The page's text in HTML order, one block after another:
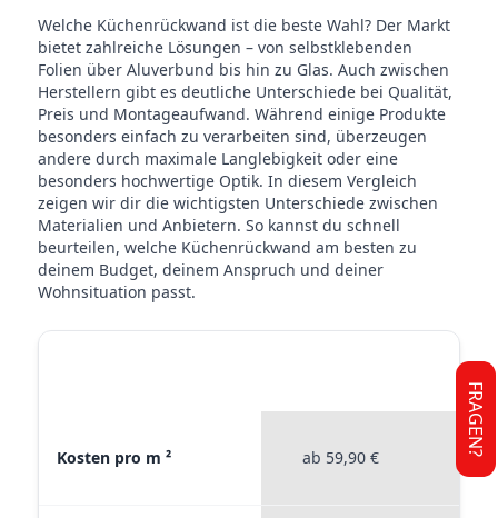
Welche Küchenrückwand ist die beste Wahl? Der Markt
bietet zahlreiche Lösungen – von selbstklebenden
Folien über Aluverbund bis hin zu Glas. Auch zwischen
Herstellern gibt es deutliche Unterschiede bei Qualität,
Preis und Montageaufwand. Während einige Produkte
besonders einfach zu verarbeiten sind, überzeugen
andere durch maximale Langlebigkeit oder eine
besonders hochwertige Optik. In diesem Vergleich
zeigen wir dir die wichtigsten Unterschiede zwischen
Materialien und Anbietern. So kannst du schnell
beurteilen, welche Küchenrückwand am besten zu
deinem Budget, deinem Anspruch und deiner
Wohnsituation passt.
Materialvergleich zwischen Stickerprofis Premium,
Kosten pro m ² ab 59,90 € ab
FRAGEN?